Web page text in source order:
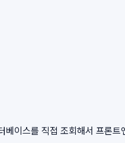
이스를 직접 조회해서 프론트